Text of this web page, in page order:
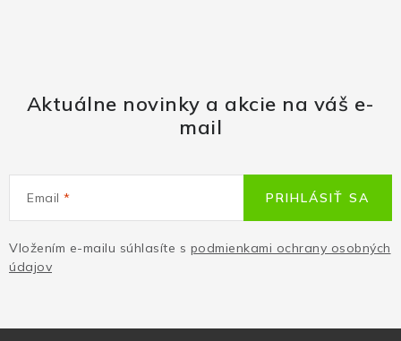
Aktuálne novinky a akcie na váš e-
mail
Email
Vložením e-mailu súhlasíte s podmienkami ochrany osobných
údajov
PRIHLÁSIŤ SA